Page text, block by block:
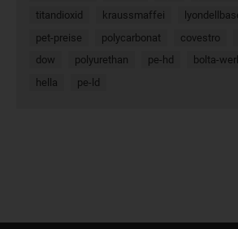
titandioxid
kraussmaffei
pet-preise
polycarbonat covestro
dow
polyurethan pe-hd bolta-
hella
pe-ld